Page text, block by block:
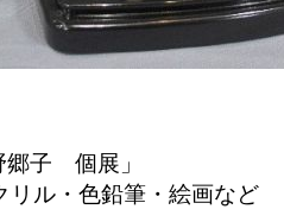
子 個展」
リル・色鉛筆・絵画など